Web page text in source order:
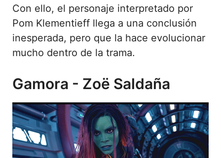
Con ello, el personaje interpretado por
Pom Klementieff llega a una conclusión
inesperada, pero que la hace evolucionar
mucho dentro de la trama.
Gamora - Zoë Saldaña